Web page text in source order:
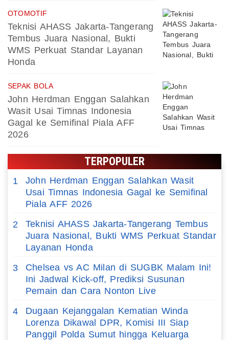
OTOMOTIF
Teknisi AHASS Jakarta-Tangerang
Tembus Juara Nasional, Bukti
WMS Perkuat Standar Layanan
Honda
SEPAK BOLA
John Herdman Enggan Salahkan
Wasit Usai Timnas Indonesia
Gagal ke Semifinal Piala AFF
2026
TERPOPULER
1
John Herdman Enggan Salahkan Wasit
Usai Timnas Indonesia Gagal ke Semifinal
Piala AFF 2026
2
Teknisi AHASS Jakarta-Tangerang Tembus
Juara Nasional, Bukti WMS Perkuat Standar
Layanan Honda
3
Chelsea vs AC Milan di SUGBK Malam Ini!
Ini Jadwal Kick-off, Prediksi Susunan
Pemain dan Cara Nonton Live
4
Dugaan Kejanggalan Kematian Winda
Lorenza Dikawal DPR, Komisi III Siap
Panggil Polda Sumut hingga Keluarga